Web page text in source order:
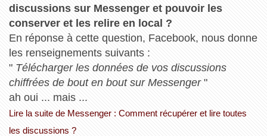
discussions sur Messenger et pouvoir les
conserver et les relire en local ?
En réponse à cette question, Facebook, nous donne
les renseignements suivants :
" Télécharger les données de vos discussions
chiffrées de bout en bout sur Messenger"
ah oui ... mais ...
Lire la suite de Messenger : Comment récupérer et lire toutes
les discussions ?